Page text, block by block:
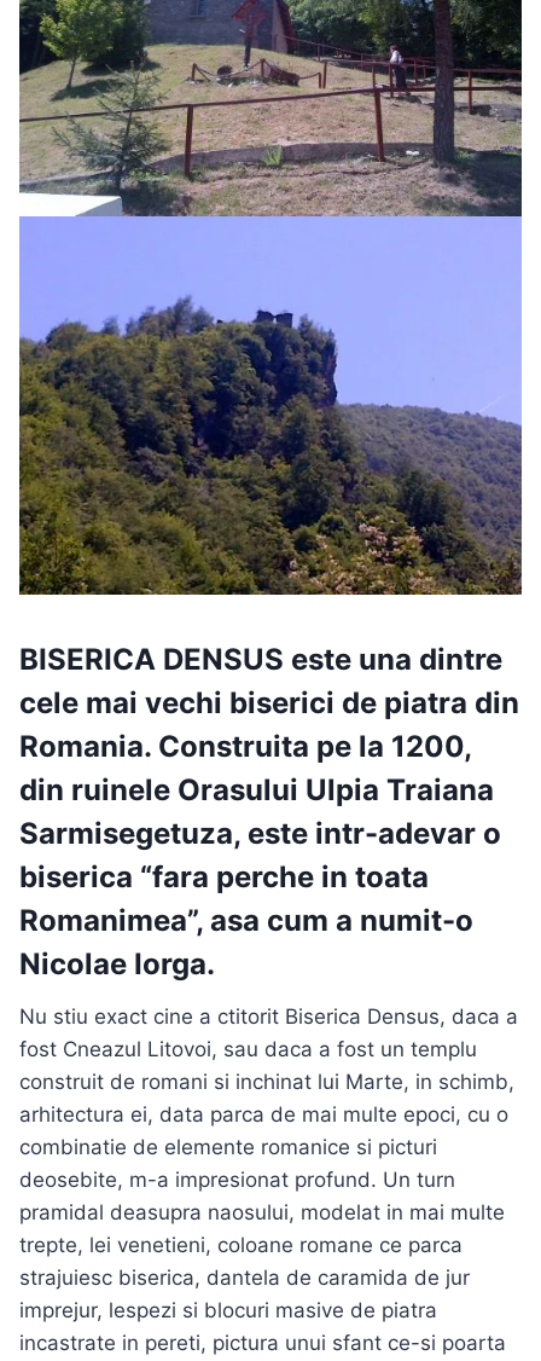
BISERICA DENSUS este una dintre
cele mai vechi biserici de piatra din
Romania. Construita pe la 1200,
din ruinele Orasului Ulpia Traiana
Sarmisegetuza,este intr-adevar o
biserica “fara perche in toata
Romanimea”, asa cum a numit-o
Nicolae Iorga.
Nu stiu exact cine a ctitorit Biserica Densus, daca a
fost Cneazul Litovoi, sau daca a fost un templu
construit de romani si inchinat lui Marte, in schimb,
arhitectura ei, data parca de mai multe epoci, cu o
combinatie de elemente romanice si picturi
deosebite, m-a impresionat profund. Un turn
pramidal deasupra naosului, modelat in mai multe
trepte, lei venetieni, coloane romane ce parca
strajuiesc biserica, dantela de caramida de jur
imprejur, lespezi si blocuri masive de piatra
incastrate in pereti, pictura unui sfant ce-si poarta